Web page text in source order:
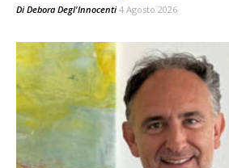
Di Debora Degl'Innocenti 4 Agosto 2026